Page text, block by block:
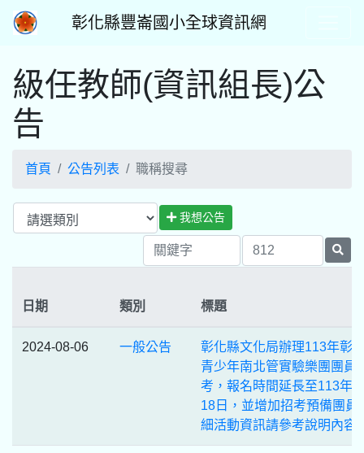
彰化縣豐崙國小全球資訊網
級任教師(資訊組長)公
告
首頁 公告列表 職稱搜尋
我想公告
日期 類別 標題
2024-08-06 一般公告
彰化縣文化局辦理113年彰
青少年南北管實驗樂團團員
考，報名時間延長至113年
18日，並增加招考預備團員
細活動資訊請參考說明內容